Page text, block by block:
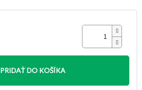
PRIDAŤ DO KOŠÍKA